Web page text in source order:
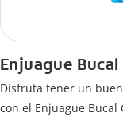
Enjuague
Disfruta tener un
con el Enjuague Bucal